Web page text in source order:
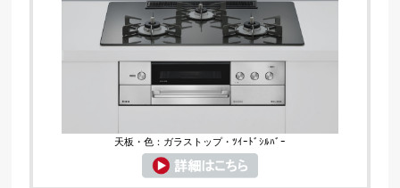
天板・色：ガラストップ・ﾂｲｰﾄﾞｼﾙﾊﾞｰ